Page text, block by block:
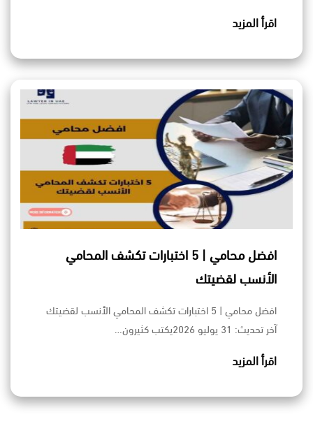
اقرأ المزيد
افضل محامي | 5 اختبارات تكشف المحامي
الأنسب لقضيتك
افضل محامي | 5 اختبارات تكشف المحامي الأنسب لقضيتك
آخر تحديث: 31 يوليو 2026يكتب كثيرون…
اقرأ المزيد